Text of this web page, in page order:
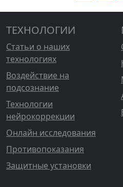
ТЕХНОЛОГИИ
Статьи о наших
технологиях
Воздействие на
подсознание
Технологии
нейрокоррекции
Онлайн исследования
Противопоказания
Защитные установки